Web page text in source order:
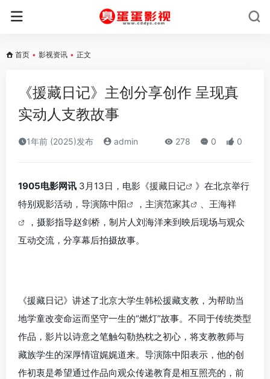
首页 • 影视资讯 • 正文
《援藏日记》主创分享创作 呈现真
实动人支教故事
1年前 (2025)发布 admin 278 0 0
1905电影网讯 3月13日，电影《援藏日记
》在北京举行
特别观影活动，导演陈中阳 ，主演范家其 、 王海祥
，摄影指导赵剑桥，制片人刘海洋来到映后现场与观众
互动交流，分享幕后拍摄故事。
《援藏日记》讲述了北京大学生韩松援藏支教，为帮助当
地学童改变命运而坚守一生的“燃灯”故事。不同于传统类型
作品，影片以诗意之笔触勾勒热枕之初心，将支教教师与
藏族学生的深厚情谊娓娓道来。导演陈中阳表示，他的创
作初衷是希望通过作品向观众传递教育是相互照亮的，前